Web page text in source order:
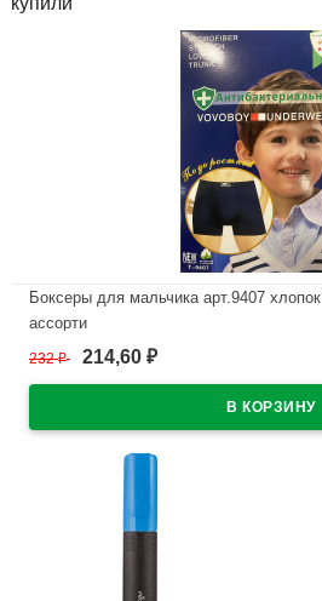
Боксеры для мальчика арт.9407
ассорти
В наличии
232₽ 214,60 ₽